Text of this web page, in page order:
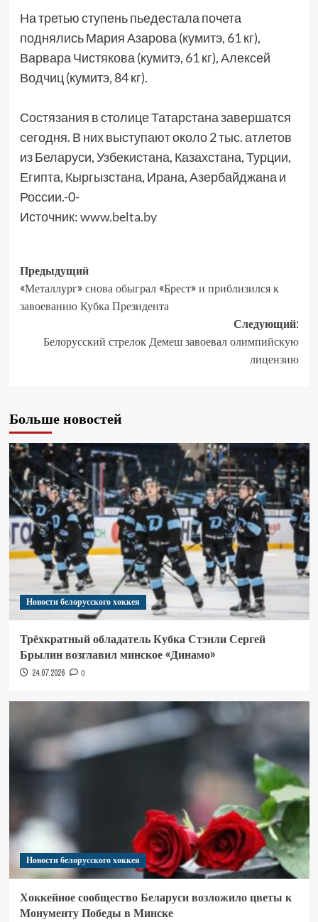
На третью ступень пьедестала почета
поднялись Мария Азарова (кумитэ, 61 кг),
Варвара Чистякова (кумитэ, 61 кг), Алексей
Водчиц (кумитэ, 84 кг).
Состязания в столице Татарстана завершатся
сегодня. В них выступают около 2 тыс. атлетов
из Беларуси, Узбекистана, Казахстана, Турции,
Египта, Кыргызстана, Ирана, Азербайджана и
России.-0-
Источник:www.belta.by
Предыдущий
«Металлург» снова обыграл «Брест» и приблизился к
завоеванию Кубка Президента
Следующий:
Белорусский стрелок Демеш завоевал олимпийскую
лицензию
Больше новостей
Новости белорусского хоккея
Трёхкратный обладатель Кубка Стэнли Сергей
Брылин возглавил минское «Динамо»
24.07.2026 0
Новости белорусского хоккея
Хоккейное сообщество Беларуси возложило цветы к
Монументу Победы в Минске